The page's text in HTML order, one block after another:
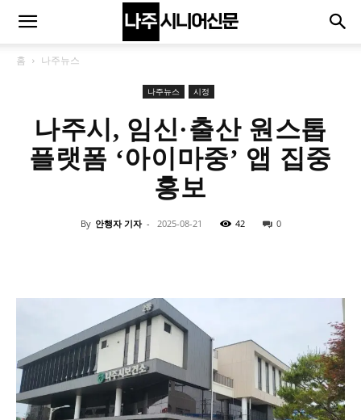
홈 나주뉴스
나주뉴스 시정
나주시, 임신·출산 원스톱
플랫폼 ‘아이마중’ 앱 집중
홍보
By 안행자 기자 - 2025-08-21 42 0